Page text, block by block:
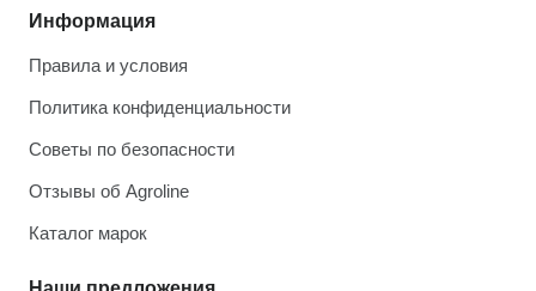
Информация
Правила и условия
Политика конфиденциальности
Советы по безопасности
Отзывы об Agroline
Каталог марок